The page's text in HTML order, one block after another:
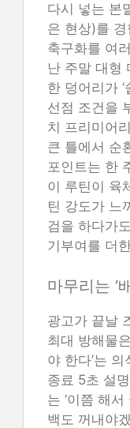
다시 넣는 본
은 현상)를
축구화를 여
난 주말 대형
한 덩어리가
선점 조건을
치 프리미어
큰 틀에서 순
포인트는 한
이 루틴이 육
틴 강도가 느
검을 하다가
기부여를 더
마무리는 ‘
광고가 끝날
최대 방해물
야 한다’는
종료 5초 설
는 ‘이쯤 해
백도 꺼내야